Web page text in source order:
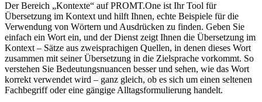
Der Bereich „Kontexte“ auf PROMT.One ist Ihr Tool für
Übersetzung im Kontext und hilft Ihnen, echte Beispiele für die
Verwendung von Wörtern und Ausdrücken zu finden. Geben Sie
einfach ein Wort ein, und der Dienst zeigt Ihnen die Übersetzung im
Kontext – Sätze aus zweisprachigen Quellen, in denen dieses Wort
zusammen mit seiner Übersetzung in die Zielsprache vorkommt. So
verstehen Sie Bedeutungsnuancen besser und sehen, wie das Wort
korrekt verwendet wird – ganz gleich, ob es sich um einen seltenen
Fachbegriff oder eine gängige Alltagsformulierung handelt.